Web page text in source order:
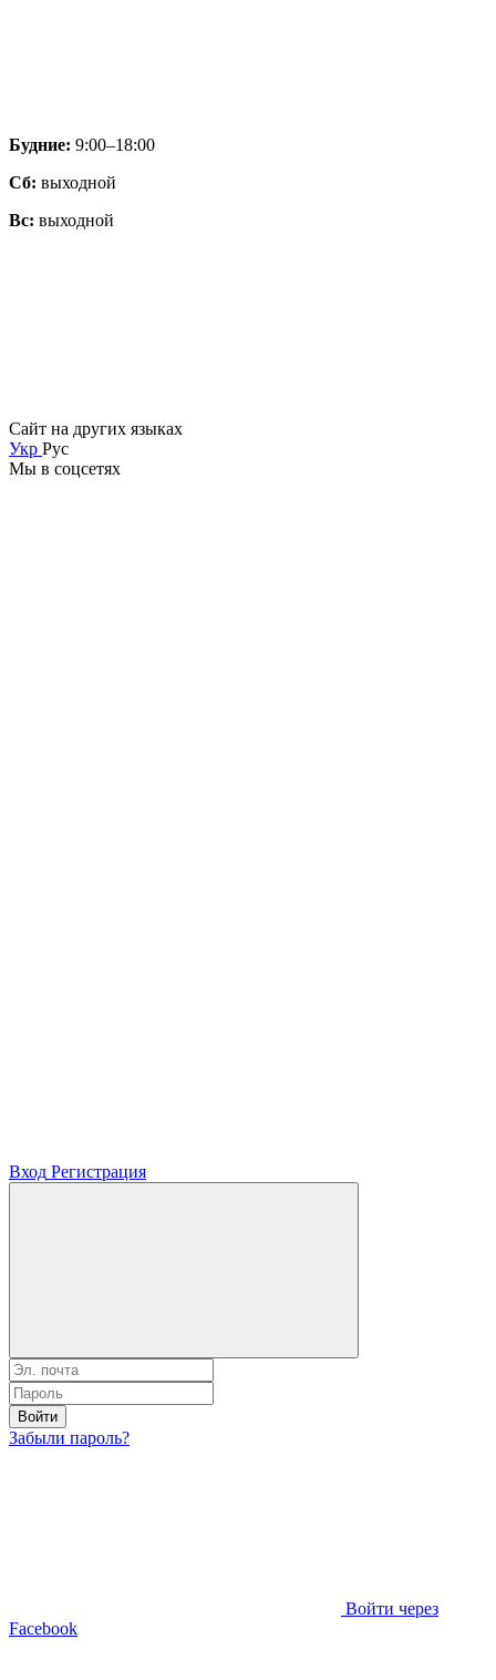
Будние: 9:00–18:00
Сб: выходной
Вс: выходной
Сайт на других языках
Укр Рус
Мы в соцсетях
Вход Регистрация
Войти
Забыли пароль?
Войти через
Facebook